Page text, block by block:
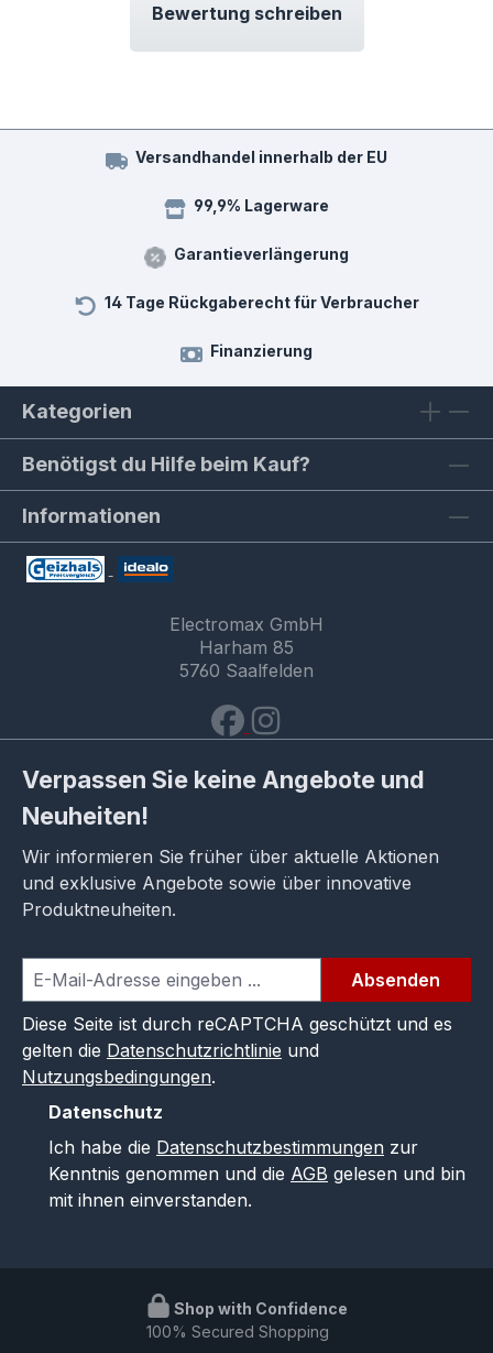
Bewertung schreiben
Versandhandel innerhalb der EU
99,9% Lagerware
Garantieverlängerung
14 Tage Rückgaberecht für Verbraucher
Finanzierung
Kategorien
Benötigst du Hilfe beim Kauf?
Informationen
Electromax GmbH
Harham 85
5760 Saalfelden
Verpassen Sie keine Angebote und
Neuheiten!
Wir informieren Sie früher über aktuelle Aktionen
und exklusive Angebote sowie über innovative
Produktneuheiten.
Absenden
Diese Seite ist durch reCAPTCHA geschützt und es
gelten die Datenschutzrichtlinie und
Nutzungsbedingungen.
Datenschutz
Ich habe die Datenschutzbestimmungen zur
Kenntnis genommen und die AGB gelesen und bin
mit ihnen einverstanden.
Shop with Confidence
100% Secured Shopping